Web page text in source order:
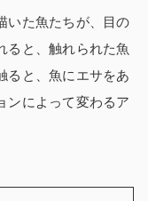
いた魚たちが、目の
ると、触れられた魚
ると、魚にエサをあ
ンによって変わるア